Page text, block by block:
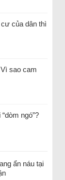
của dân thì
sao cam
ngó”?
ẩn náu tại